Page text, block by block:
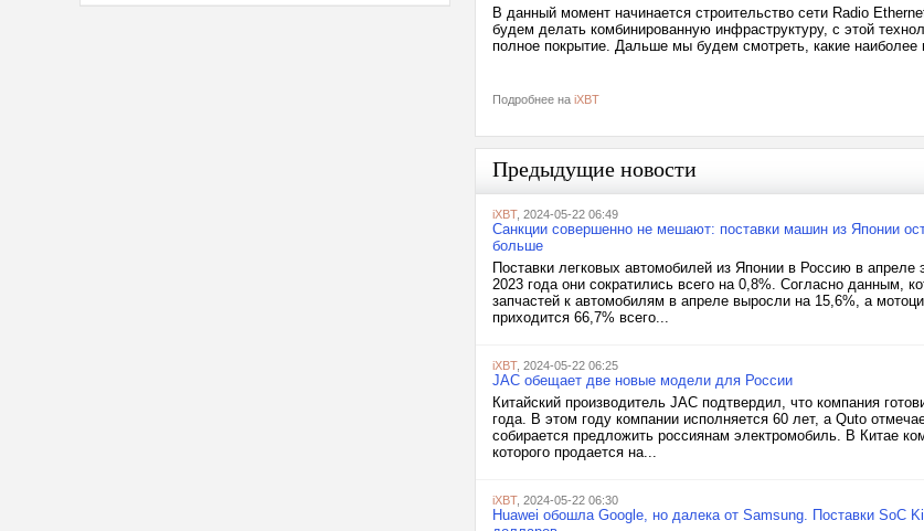
В данный момент начинается строительство сети Radio
будем делать комбинированную инфраструктуру, с этой
полное покрытие. Дальше мы будем смотреть, какие наиболее
Подробнее на iXBT
Предыдущие новости
iXBT, 2024-05-22 06:49
Санкции совершенно не мешают: поставки машин из Японии
больше
Поставки легковых автомобилей из Японии в Россию в
2023 года они сократились всего на 0,8%. Согласно данным,
запчастей к автомобилям в апреле выросли на 15,6%, а
приходится 66,7% всего...
iXBT, 2024-05-22 06:25
JAC обещает две новые модели для России
Китайский производитель JAC подтвердил, что компания
года. В этом году компании исполняется 60 лет, а Quto
собирается предложить россиянам электромобиль. В Китае
которого продается на...
iXBT, 2024-05-22 06:30
Huawei обошла Google, но далека от Samsung. Поставки SoC